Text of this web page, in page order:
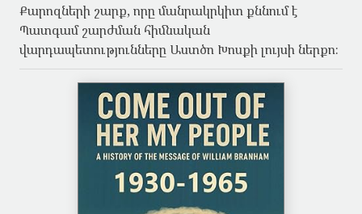
Քարոզների շարք, որը մանրակրկիտ քննում է
Պատգամ շարժման հիմնական
վարդապետությունները Աստծո Խոսքի լույսի ներքո։